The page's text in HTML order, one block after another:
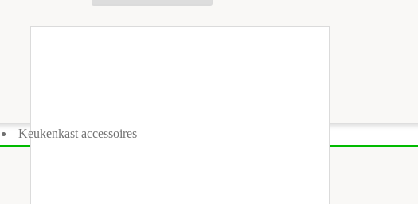
Keukenkast accessoires